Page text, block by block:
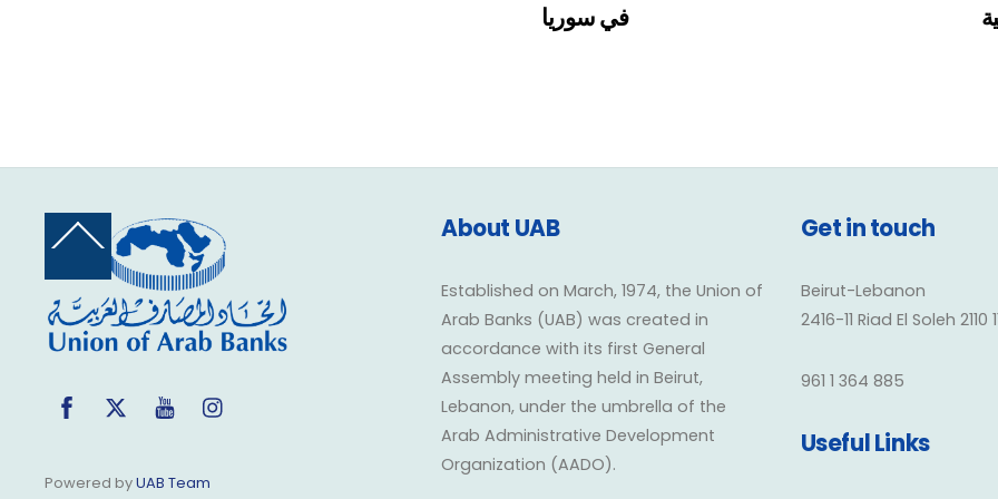
في سوريا
Back
Top
Facebook
Twitter YouTube
Powered byUAB Team
About UAB
Established on March, 1974, the Union of
Arab Banks (UAB) was created in
accordance with its first General
Assembly meeting held in Beirut,
Lebanon, under the umbrella of the
Arab Administrative Development
Organization (AADO).
Get in touch
Beirut-Lebanon
2416-11 Riad El Soleh 2110
961 1 364 885
Useful Links